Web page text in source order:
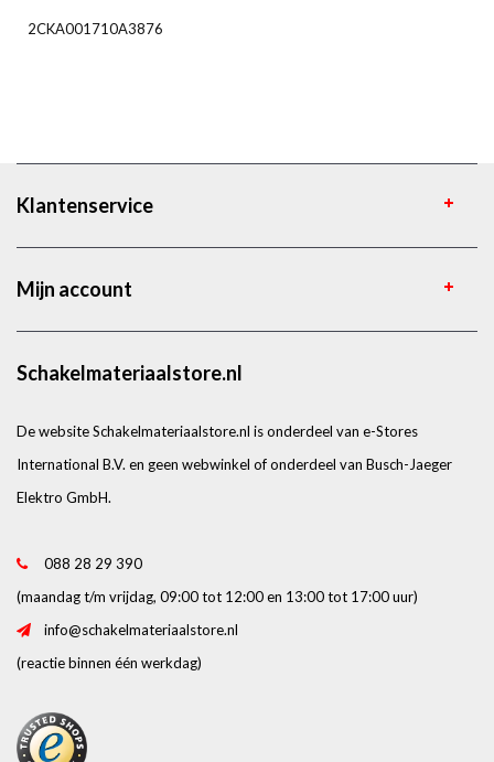
2CKA001710A3876
Klantenservice
Mijn account
Schakelmateriaalstore.nl
De website Schakelmateriaalstore.nl is onderdeel van e-Stores
International B.V. en geen webwinkel of onderdeel van Busch-Jaeger
Elektro GmbH.
088 28 29 390
(maandag t/m vrijdag, 09:00 tot 12:00 en 13:00 tot 17:00 uur)
info@schakelmateriaalstore.nl
(reactie binnen één werkdag)